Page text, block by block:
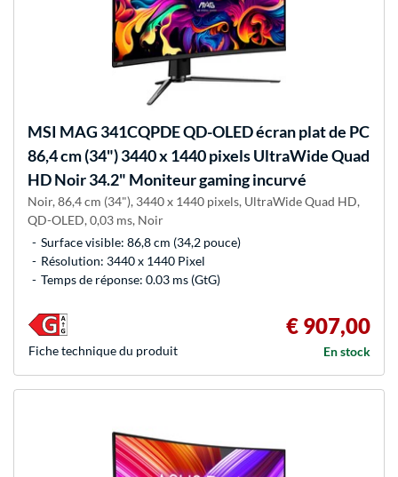
MSI MAG 341CQPDE QD-OLED écran plat de PC
86,4 cm (34") 3440 x 1440 pixels UltraWide Quad
HD Noir 34.2" Moniteur gaming incurvé
Noir, 86,4 cm (34"), 3440 x 1440 pixels, UltraWide Quad HD,
QD-OLED, 0,03 ms, Noir
Surface visible: 86,8 cm (34,2 pouce)
Résolution: 3440 x 1440 Pixel
Temps de réponse: 0.03 ms (GtG)
€ 907,00
En stock
Fiche technique du produit